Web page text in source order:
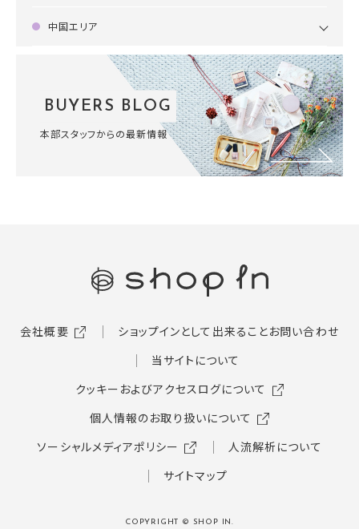
中国エリア
BUYERS BLOG
本部スタッフからの最新情報
会社概要 ショップインとして出来ることお問い合わせ
当サイトについて
クッキーおよびアクセスログについて
個人情報のお取り扱いについて
ソーシャルメディアポリシー
人流解析について
サイトマップ
COPYRIGHT © SHOP IN.